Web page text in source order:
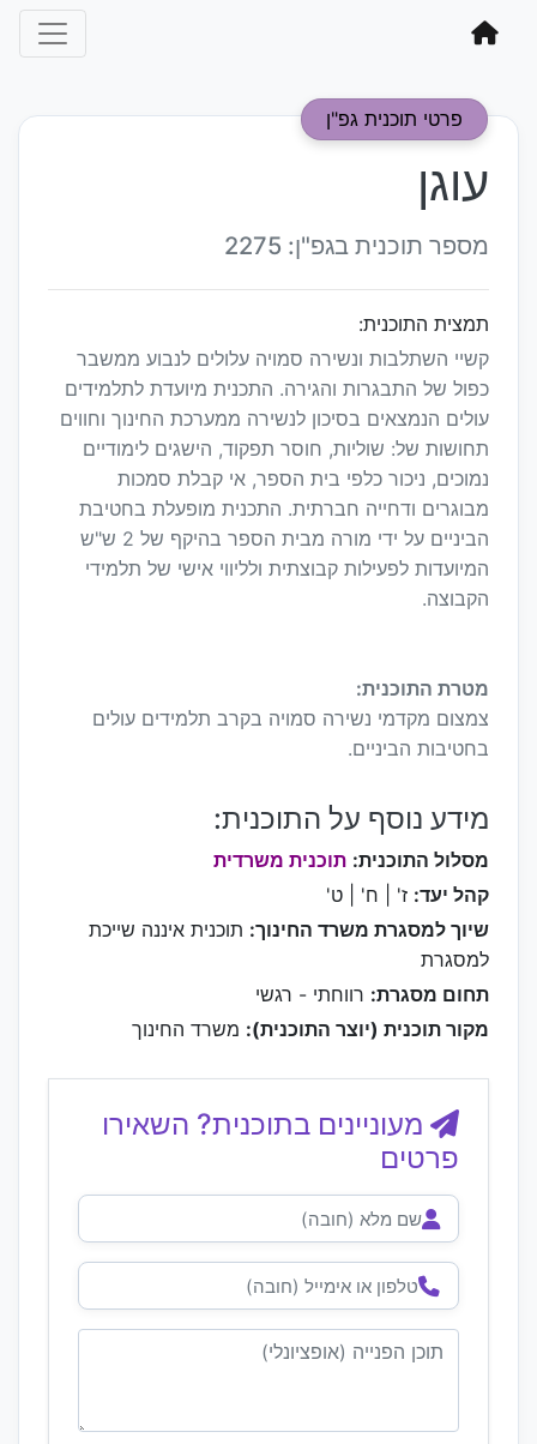
פרטי תוכנית גפ"ן
עוגן
מספר תוכנית בגפ"ן: 2275
תמצית התוכנית:
קשיי השתלבות ונשירה סמויה עלולים לנבוע ממשבר
כפול של התבגרות והגירה. התכנית מיועדת לתלמידים
עולים הנמצאים בסיכון לנשירה ממערכת החינוך וחווים
תחושות של: שוליות, חוסר תפקוד, הישגים לימודיים
נמוכים, ניכור כלפי בית הספר, אי קבלת סמכות
מבוגרים ודחייה חברתית. התכנית מופעלת בחטיבת
הביניים על ידי מורה מבית הספר בהיקף של 2 ש"ש
המיועדות לפעילות קבוצתית ולליווי אישי של תלמידי
הקבוצה.
מטרת התוכנית:
צמצום מקדמי נשירה סמויה בקרב תלמידים עולים
בחטיבות הביניים.
מידע נוסף על התוכנית:
מסלול התוכנית: תוכנית משרדית
קהל יעד: ז' | ח' | ט'
שיוך למסגרת משרד החינוך: תוכנית איננה שייכת
למסגרת
תחום מסגרת: רווחתי - רגשי
מקור תוכנית (יוצר התוכנית): משרד החינוך
מעוניינים בתוכנית? השאירו
פרטים